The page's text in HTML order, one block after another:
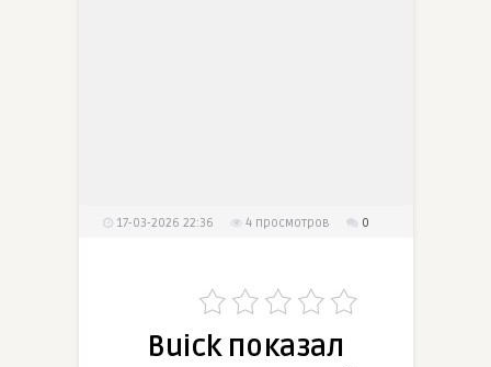
17-03-2026 22:36 4 просмотров 0
Buick показал